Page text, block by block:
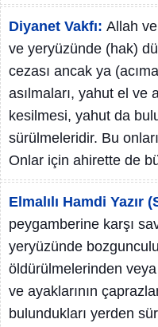
Diyanet Vakfı: Allah
ve yeryüzünde (hak)
cezası ancak ya
asılmaları, yahut el ve
kesilmesi, yahut da
sürülmeleridir. Bu
Onlar için ahirette de
Elmalılı Hamdi Yazır
peygamberine karşı
yeryüzünde
öldürülmelerinden
ve ayaklarının
bulundukları yerden